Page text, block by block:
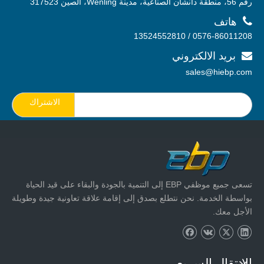
 هاتف
0576-86011208 / 13524552810
 بريد الالكتروني
sales@hiebp.com
الاشتراك
تسعى جميع موظفي EBP إلى التنمية بالجودة والبقاء على قيد الحياة
بواسطة الخدمة. نحن نتطلع بصدق إلى إقامة علاقة تعاونية جيدة وطويلة
الأجل معك.